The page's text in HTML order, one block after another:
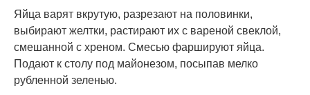
Яйца варят вкрутую, разрезают на половинки,
выбирают желтки, растирают их с вареной свеклой,
смешанной с хреном. Смесью фаршируют яйца.
Подают к столу под майонезом, посыпав мелко
рубленной зеленью.